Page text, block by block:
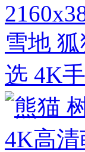
雪地
选 4K